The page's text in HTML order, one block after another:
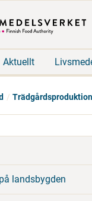
Aktuellt
Trädgårdsproduktion
landsbygden